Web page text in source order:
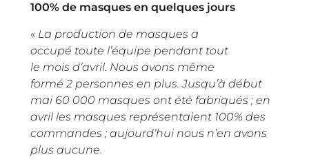
100% de masques en quelques jours
« La production de masques a
occupé toute l’équipe pendant tout
le mois d’avril. Nous avons même
formé 2 personnes en plus. Jusqu’à début
mai 60 000 masques ont été fabriqués ; en
avril les masques représentaient 100% des
commandes ; aujourd’hui nous n’en avons
plus aucune.